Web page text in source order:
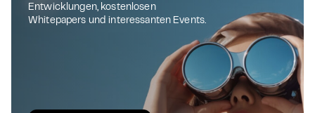
Entwicklungen, kostenlosen
Whitepapers und interessanten Events.